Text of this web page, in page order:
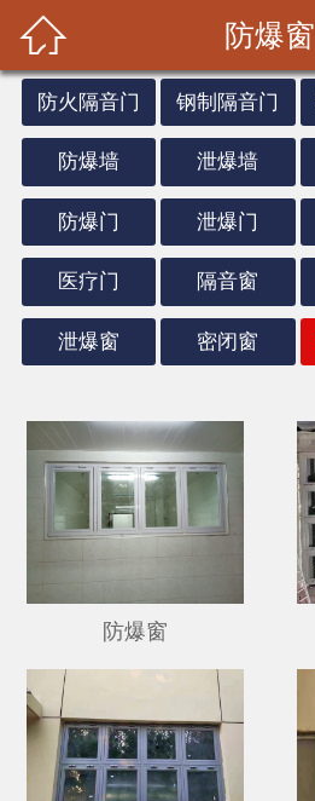
 防爆窗
防火隔音门 钢制隔音门
防爆墙 泄爆墙
防爆门 泄爆门
医疗门 隔音窗
泄爆窗 密闭窗
防爆窗